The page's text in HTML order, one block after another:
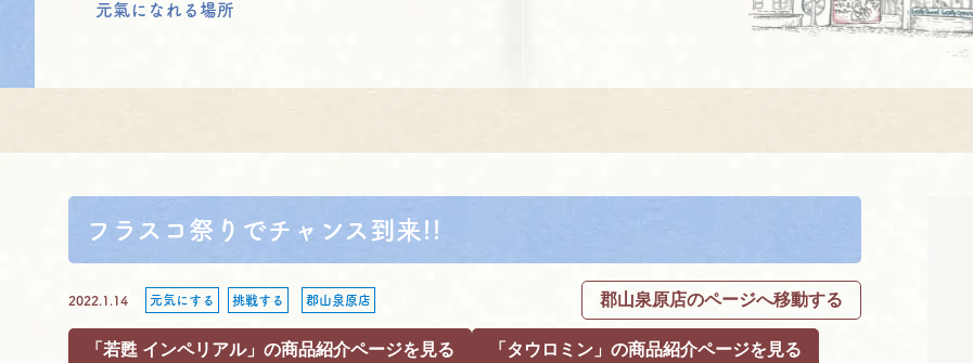
元氣になれる場所
フラスコ祭りでチャンス到来!!
2022.1.14 元気にする 挑戦する 郡山泉原店 郡山泉原店のページへ移動する
「若甦 インペリアル」の商品紹介ページを見る 「タウロミン」の商品紹介ページを見る